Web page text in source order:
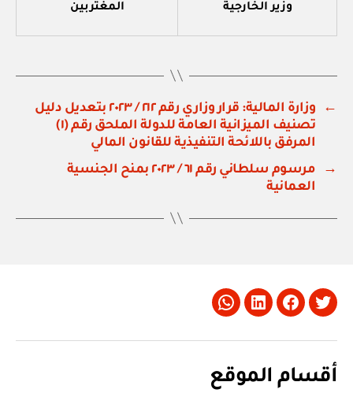
وزير الخارجية
المغتربين
←
وزارة المالية: قرار وزاري رقم ٢١٢ / ٢٠٢٣ بتعديل دليل
تصنيف الميزانية العامة للدولة الملحق رقم (١)
المرفق باللائحة التنفيذية للقانون المالي
→
مرسوم سلطاني رقم ٦١ / ٢٠٢٣ بمنح الجنسية
العمانية
Twitter
Facebook
LinkedIn
Whatsapp
أقسام الموقع